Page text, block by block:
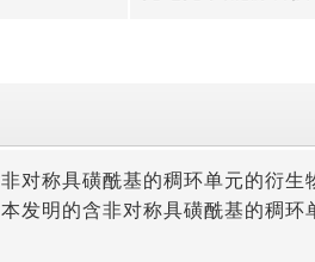
对称具磺酰基的稠环单元的衍
发明的含非对称具磺酰基的稠